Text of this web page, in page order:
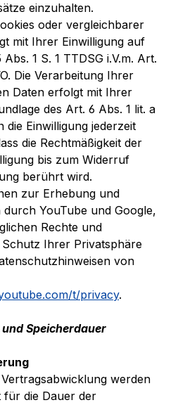
einzuhalten.
oder vergleichbarer
mit Ihrer Einwilligung auf
1 S. 1 TTDSG i.V.m. Art.
Die Verarbeitung Ihrer
Daten erfolgt mit Ihrer
des Art. 6 Abs. 1 lit. a
die Einwilligung jederzeit
die Rechtmäßigkeit der
bis zum Widerruf
berührt wird.
zur Erhebung und
YouTube und Google,
Rechte und
Ihrer Privatsphäre
von
t/privacy.
Speicherdauer
werden
für die Dauer der